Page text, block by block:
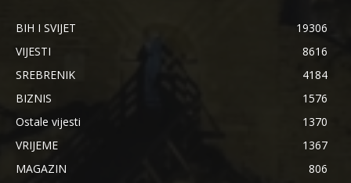
BIH I SVIJET
19306
VIJESTI
8616
SREBRENIK
4184
BIZNIS
1576
Ostale vijesti
1370
VRIJEME
1367
MAGAZIN
806